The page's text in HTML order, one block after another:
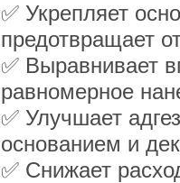
✅ Укрепляет
предотвращает
✅ Выравнивает
равномерное
✅ Улучшает
основанием и
✅ Снижает